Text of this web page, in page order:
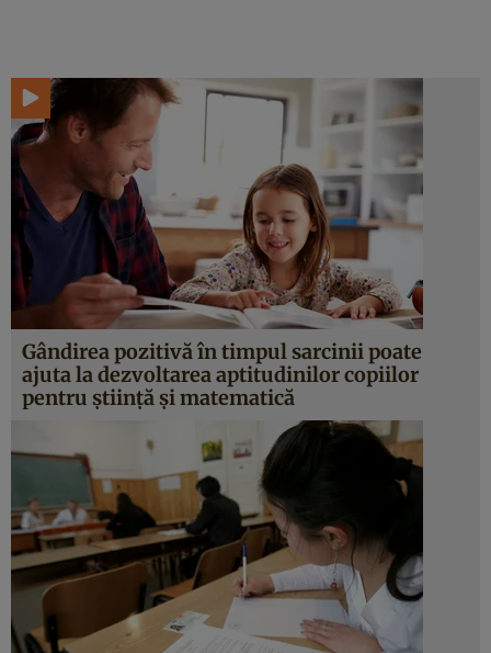
Gândirea pozitivă în timpul sarcinii poate
ajuta la dezvoltarea aptitudinilor copiilor
pentru ştiinţă şi matematică